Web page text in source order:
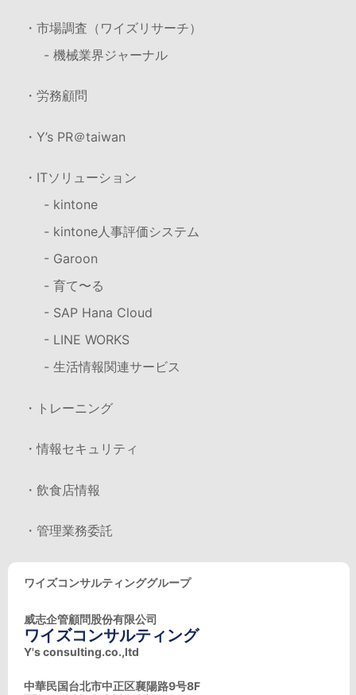
・市場調査（ワイズリサーチ）
- 機械業界ジャーナル
・労務顧問
・Y’s PR＠taiwan
・ITソリューション
- kintone
- kintone人事評価システム
- Garoon
- 育て〜る
- SAP Hana Cloud
- LINE WORKS
- 生活情報関連サービス
・トレーニング
・情報セキュリティ
・飲食店情報
・管理業務委託
ワイズコンサルティンググループ
威志企管顧問股份有限公司
ワイズコンサルティング
Y's consulting.co.,ltd
中華民国台北市中正区襄陽路9号8F